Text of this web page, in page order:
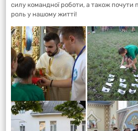
силу командної роботи, а також почути
роль у нашому житті!